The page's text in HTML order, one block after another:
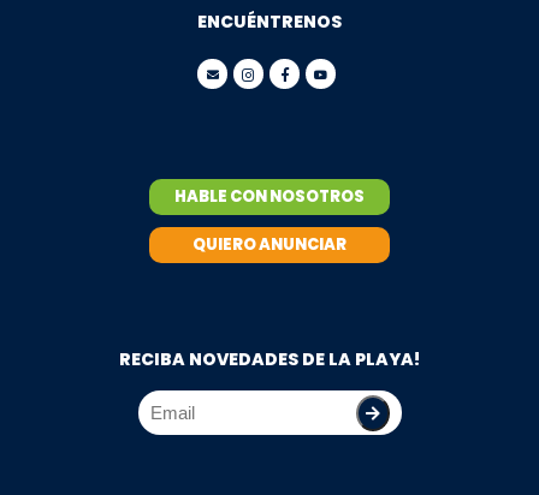
ENCUÉNTRENOS
HABLE CON NOSOTROS
QUIERO ANUNCIAR
RECIBA NOVEDADES DE LA PLAYA!